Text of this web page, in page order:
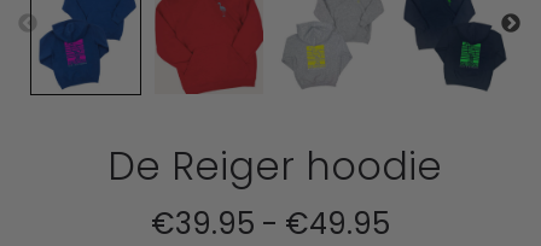
De Reiger hoodie
€39.95 - €49.95